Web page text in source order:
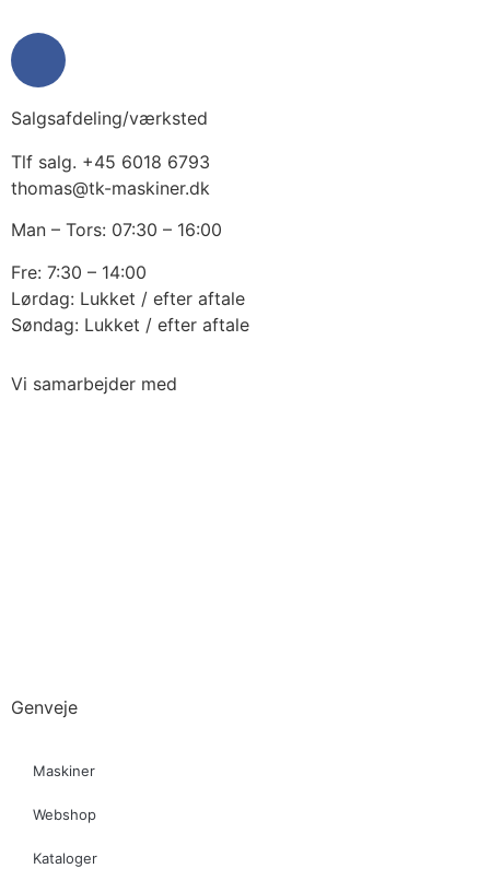
Salgsafdeling/værksted
Tlf salg. +45 6018 6793
thomas@tk-maskiner.dk
Man – Tors: 07:30 – 16:00
Fre: 7:30 – 14:00
Lørdag: Lukket / efter aftale
Søndag: Lukket / efter aftale
Vi samarbejder med
Genveje
Maskiner
Webshop
Kataloger